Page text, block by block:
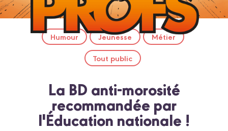
Humour Jeunesse
Métier
Tout public
La BD anti-morosité
recommandée par
l'Éducation nationale !